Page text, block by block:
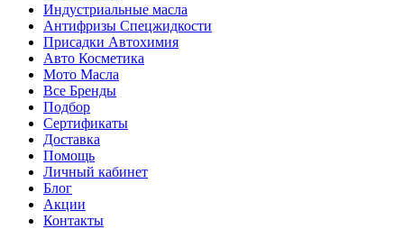
Индустриальные масла
Антифризы Спецжидкости
Присадки Автохимия
Авто Косметика
Мото Масла
Все Бренды
Подбор
Сертификаты
Доставка
Помощь
Личный кабинет
Блог
Акции
Контакты